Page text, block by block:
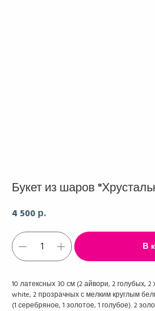
Букет из шаров
4 500 р.
В
10 латексных 30 см (2 айвори, 2 голубых,
white, 2 прозрачных с мелким круглым
(1 серебряное, 1 золотое, 1 голубое). 2